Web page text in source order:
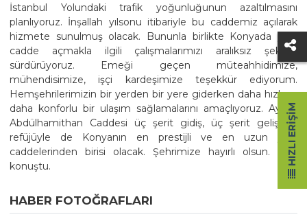
İstanbul Yolundaki trafik yoğunluğunun azaltılmasını
planlıyoruz. İnşallah yılsonu itibariyle bu caddemiz açılarak
hizmete sunulmuş olacak. Bununla birlikte Konyada yeni
cadde açmakla ilgili çalışmalarımızı aralıksız şekilde
sürdürüyoruz. Emeği geçen müteahhidimize,
mühendisimize, işçi kardeşimize teşekkür ediyorum.
Hemşehrilerimizin bir yerden bir yere giderken daha hızlı ve
daha konforlu bir ulaşım sağlamalarını amaçlıyoruz. Ayrıca
Abdülhamithan Caddesi üç şerit gidiş, üç şerit geliş ve
refüjüyle de Konyanın en prestijli ve en uzun yeni
caddelerinden birisi olacak. Şehrimize hayırlı olsun. diye
konuştu.
HABER FOTOĞRAFLARI
HIZLI ERIŞIM